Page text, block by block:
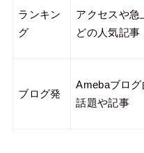
ランキン
グ
アクセスや急
どの人気記事
ブログ発
Amebaブログ
話題や記事